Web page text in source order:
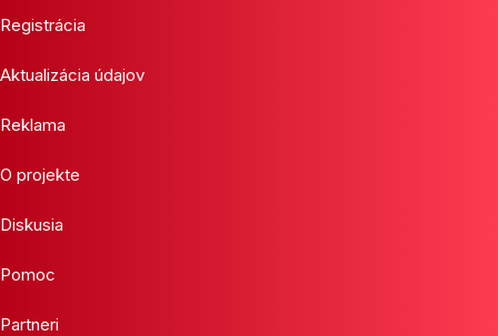
Registrácia
Aktualizácia údajov
Reklama
O projekte
Diskusia
Pomoc
Partneri